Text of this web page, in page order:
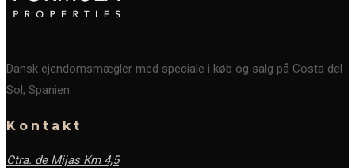
Dansk ejendomsmægler med speciale i køb og salg på Costa del
Sol, Spanien.
Kontakt
Ctra. de Mijas Km 4,5